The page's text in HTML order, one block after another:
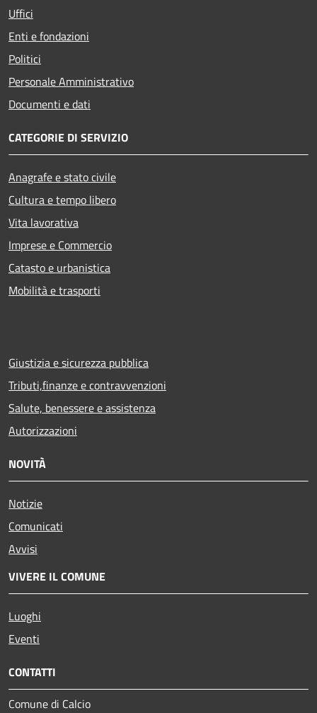
Uffici
Enti e fondazioni
Politici
Personale Amministrativo
Documenti e dati
CATEGORIE DI SERVIZIO
Anagrafe e stato civile
Cultura e tempo libero
Vita lavorativa
Imprese e Commercio
Catasto e urbanistica
Mobilità e trasporti
Giustizia e sicurezza pubblica
Tributi,finanze e contravvenzioni
Salute, benessere e assistenza
Autorizzazioni
NOVITÀ
Notizie
Comunicati
Avvisi
VIVERE IL COMUNE
Luoghi
Eventi
CONTATTI
Comune di Calcio